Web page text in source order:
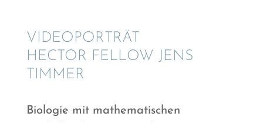
VIDEO­POR­TRÄT
HECTOR FELLOW JENS
TIMMER
Biolo­gie mit mathe­ma­ti­schen